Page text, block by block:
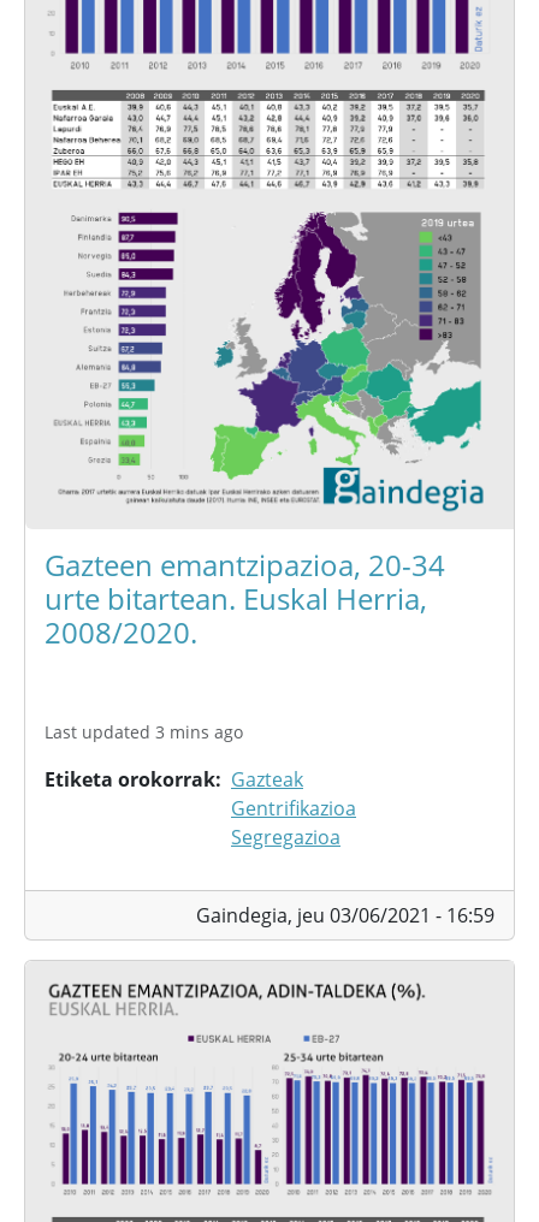
Gazteen emantzipazioa, 20-34
urte bitartean. Euskal Herria,
2008/2020.
Last updated 3 mins ago
Etiketa orokorrak
Gazteak
Gentrifikazioa
Segregazioa
Gaindegia, jeu 03/06/2021 - 16:59